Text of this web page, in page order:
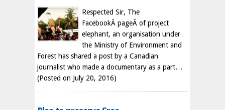
Respected Sir, The
FacebookÂ pageÂ of project
elephant, an organisation under
the Ministry of Environment and
Forest has shared a post by a Canadian
journalist who made a documentary as a part…
(Posted on July 20, 2016)